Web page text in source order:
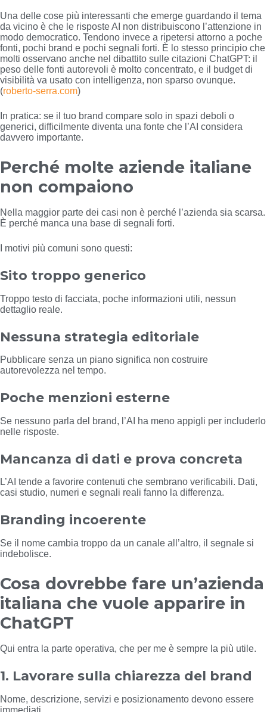
Una delle cose più interessanti che emerge guardando il tema
da vicino è che le risposte AI non distribuiscono l’attenzione in
modo democratico. Tendono invece a ripetersi attorno a poche
fonti, pochi brand e pochi segnali forti. È lo stesso principio che
molti osservano anche nel dibattito sulle citazioni ChatGPT: il
peso delle fonti autorevoli è molto concentrato, e il budget di
visibilità va usato con intelligenza, non sparso ovunque.
(roberto-serra.com)
In pratica: se il tuo brand compare solo in spazi deboli o
generici, difficilmente diventa una fonte che l’AI considera
davvero importante.
Perché molte aziende italiane
non compaiono
Nella maggior parte dei casi non è perché l’azienda sia scarsa.
È perché manca una base di segnali forti.
I motivi più comuni sono questi:
Sito troppo generico
Troppo testo di facciata, poche informazioni utili, nessun
dettaglio reale.
Nessuna strategia editoriale
Pubblicare senza un piano significa non costruire
autorevolezza nel tempo.
Poche menzioni esterne
Se nessuno parla del brand, l’AI ha meno appigli per includerlo
nelle risposte.
Mancanza di dati e prova concreta
L’AI tende a favorire contenuti che sembrano verificabili. Dati,
casi studio, numeri e segnali reali fanno la differenza.
Branding incoerente
Se il nome cambia troppo da un canale all’altro, il segnale si
indebolisce.
Cosa dovrebbe fare un’azienda
italiana che vuole apparire in
ChatGPT
Qui entra la parte operativa, che per me è sempre la più utile.
1. Lavorare sulla chiarezza del brand
Nome, descrizione, servizi e posizionamento devono essere
immediati.